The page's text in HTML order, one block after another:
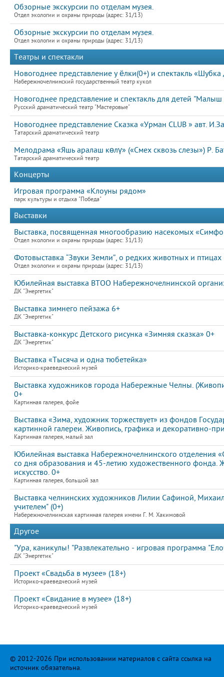
Обзорные экскурсии по отделам музея.
Отдел экологии и охраны природы (адрес: 31/13)
Обзорные экскурсии по отделам музея.
Отдел экологии и охраны природы (адрес: 31/13)
Театры и спектакли
Новогоднее представление у ёлки(0+) и спектакль «Шубка
Набережночелнинский государственный театр кукол
Новогоднее представление и спектакль для детей
Русский драматический театр "Мастеровые"
Новогоднее представление Сказка «Урман CLUB » авт.
Татарский драматический театр
Мелодрама «Яшь аралаш көлү» («Смех сквозь слезы») Р.
Татарский драматический театр
Концерты
Игровая программа «Клоуны рядом»
парк культуры и отдыха "Победа"
Выставки
Выставка, посвященная многообразию насекомых
Отдел экологии и охраны природы (адрес: 31/13)
Фотовыставка “Звуки Земли”, о редких животных и
Отдел экологии и охраны природы (адрес: 31/13)
Юбилейная выставка ВТОО Набережночелнинской
ДК "Энергетик"
Выставка зимнего пейзажа 6+
ДК "Энергетик"
Выставка-конкурс Детского рисунка «Зимняя сказка» 0+
ДК "Энергетик"
Выставка «Тысяча и одна тюбетейка»
Историко-краеведческий музей
Выставка художников города Набережные Челны.
0+
Картинная галерея, фойе
Выставка «Зима, художник торжествует» из фондов
картинной галереи. Живопись, графика и декоративно-
Картинная галерея, малый зал
Юбилейная выставка Набережночелнинского отделения
со дня образования и 45-летию художественного фонда.
искусство. 0+
Картинная галерея, большой зал
Выставка челнинских художников Лилии Сафиной,
учителем" (0+)
Набережночелнинская картинная галерея имени Г. М. Хакимовой
Другое
"Ура, каникулы! "Развлекательно - игровая программа
ДК "Энергетик"
Проект «Свадьба в музее» (18+)
Историко-краеведческий музей
Проект «Свидание в музее» (18+)
Историко-краеведческий музей
© 2012-2026 При использовании материалов с сайта ссылка на
источник обязательна.